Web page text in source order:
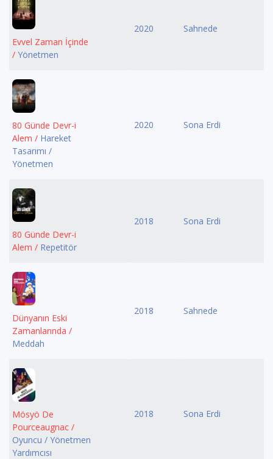
Evvel Zaman İçinde
/ Yönetmen
2020 Sahnede
80 Günde Devr-i
Alem / Hareket
Tasarımı /
Yönetmen
2020 Sona Erdi
80 Günde Devr-i
Alem / Repetitör
2018 Sona Erdi
Dünyanın Eski
Zamanlarında /
Meddah
2018 Sahnede
Mösyö De
Pourceaugnac /
Oyuncu / Yönetmen
Yardımcısı
2018 Sona Erdi